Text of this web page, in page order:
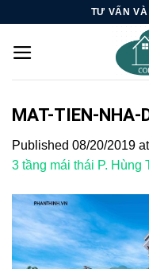
content
TƯ VẤN
MAT-TIEN-NHA-
Published 08/20/2019 at
3 tầng mái thái P. Hùng